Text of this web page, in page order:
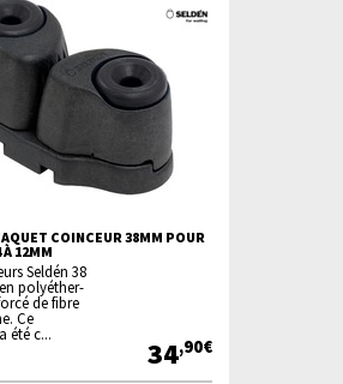
COINCEUR 38MM POUR
12MM
Seldén 38
polyéther-
de fibre
Ce
été c...
34,90€